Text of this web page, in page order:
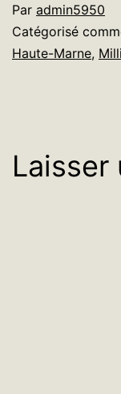
Par admin5950
Catégorisé
Haute-Marne,
Laisser